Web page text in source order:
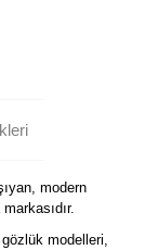
modern
modelleri,